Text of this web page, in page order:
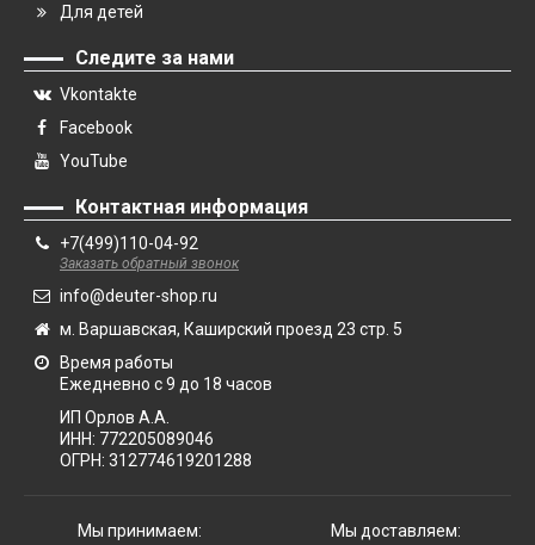
Для детей
Следите за нами
Vkontakte
Facebook
YouTube
Контактная информация
+7(499)110-04-92
Заказать обратный звонок
info@deuter-shop.ru
м. Варшавская, Каширский проезд 23 стр. 5
Время работы
Ежедневно с 9 до 18 часов
ИП Орлов А.А.
ИНН: 772205089046
ОГРН: 312774619201288
Мы принимаем: Мы доставляем: